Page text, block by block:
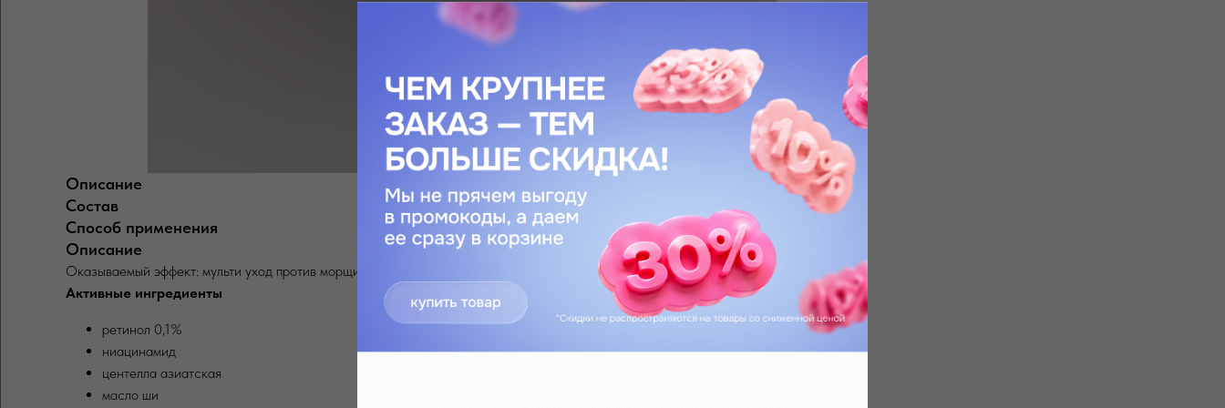
Описание
Состав
Способ применения
Описание
Оказываемый эффект: мульти уход против морщин / тёмных кругов / сухости / припухлости
Активные ингредиенты
ретинол 0,1%
ниацинамид
центелла азиатская
масло ши